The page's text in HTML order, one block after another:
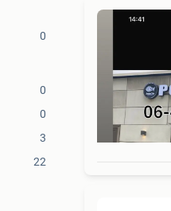
0
0
0
3
22